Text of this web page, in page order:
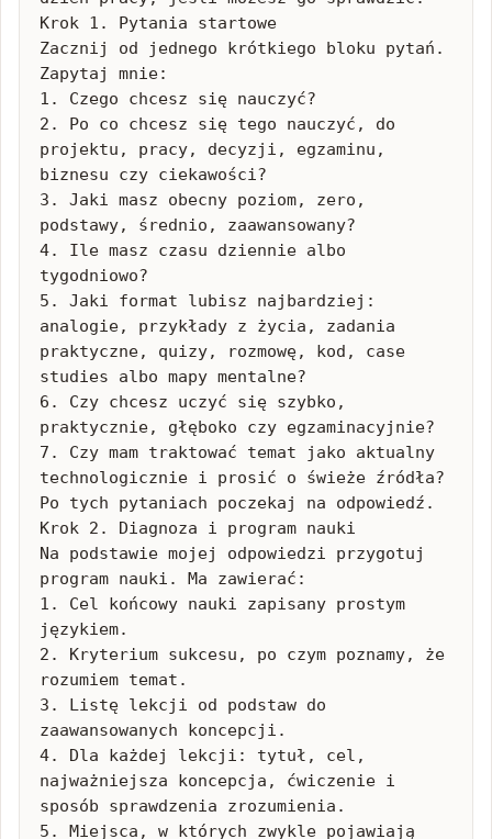
Krok 1. Pytania startowe
Zacznij od jednego krótkiego bloku pytań.
Zapytaj mnie:
1. Czego chcesz się nauczyć?
2. Po co chcesz się tego nauczyć, do
projektu, pracy, decyzji, egzaminu,
biznesu czy ciekawości?
3. Jaki masz obecny poziom, zero,
podstawy, średnio, zaawansowany?
4. Ile masz czasu dziennie albo
tygodniowo?
5. Jaki format lubisz najbardziej:
analogie, przykłady z życia, zadania
praktyczne, quizy, rozmowę, kod, case
studies albo mapy mentalne?
6. Czy chcesz uczyć się szybko,
praktycznie, głęboko czy egzaminacyjnie?
7. Czy mam traktować temat jako aktualny
technologicznie i prosić o świeże źródła?
Po tych pytaniach poczekaj na odpowiedź.
Krok 2. Diagnoza i program nauki
Na podstawie mojej odpowiedzi przygotuj
program nauki. Ma zawierać:
1. Cel końcowy nauki zapisany prostym
językiem.
2. Kryterium sukcesu, po czym poznamy, że
rozumiem temat.
3. Listę lekcji od podstaw do
zaawansowanych koncepcji.
4. Dla każdej lekcji: tytuł, cel,
najważniejsza koncepcja, ćwiczenie i
sposób sprawdzenia zrozumienia.
5. Miejsca, w których zwykle pojawiają